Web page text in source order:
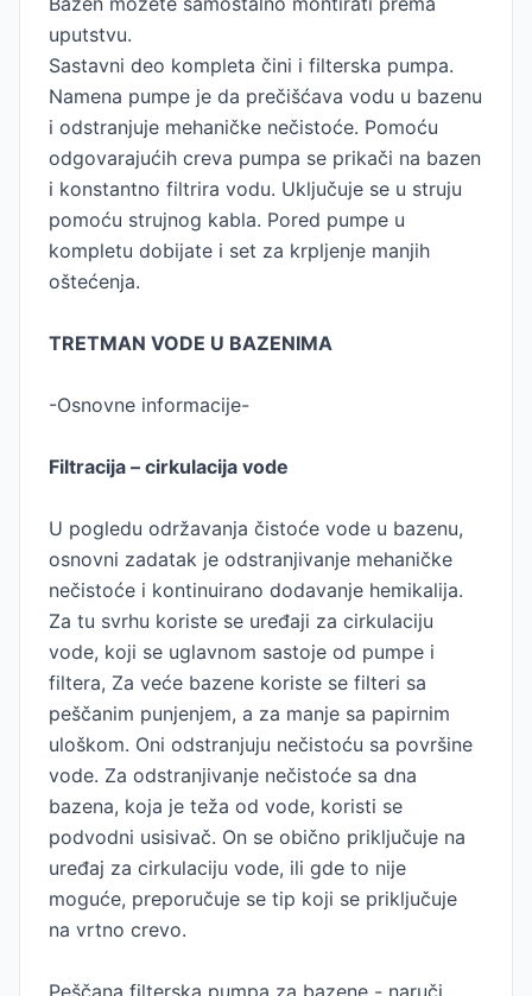
uputstvu.
Sastavni deo kompleta čini i filterska pumpa.
Namena pumpe je da prečišćava vodu u bazenu
i odstranjuje mehaničke nečistoće. Pomoću
odgovarajućih creva pumpa se prikači na bazen
i konstantno filtrira vodu. Uključuje se u struju
pomoću strujnog kabla. Pored pumpe u
kompletu dobijate i set za krpljenje manjih
oštećenja.
TRETMAN VODE U BAZENIMA
-Osnovne informacije-
Filtracija – cirkulacija vode
U pogledu održavanja čistoće vode u bazenu,
osnovni zadatak je odstranjivanje mehaničke
nečistoće i kontinuirano dodavanje hemikalija.
Za tu svrhu koriste se uređaji za cirkulaciju
vode, koji se uglavnom sastoje od pumpe i
filtera, Za veće bazene koriste se filteri sa
peščanim punjenjem, a za manje sa papirnim
uloškom. Oni odstranjuju nečistoću sa površine
vode. Za odstranjivanje nečistoće sa dna
bazena, koja je teža od vode, koristi se
podvodni usisivač. On se obično priključuje na
uređaj za cirkulaciju vode, ili gde to nije
moguće, preporučuje se tip koji se priključuje
na vrtno crevo.
Peščana filterska pumpa za bazene - naruči